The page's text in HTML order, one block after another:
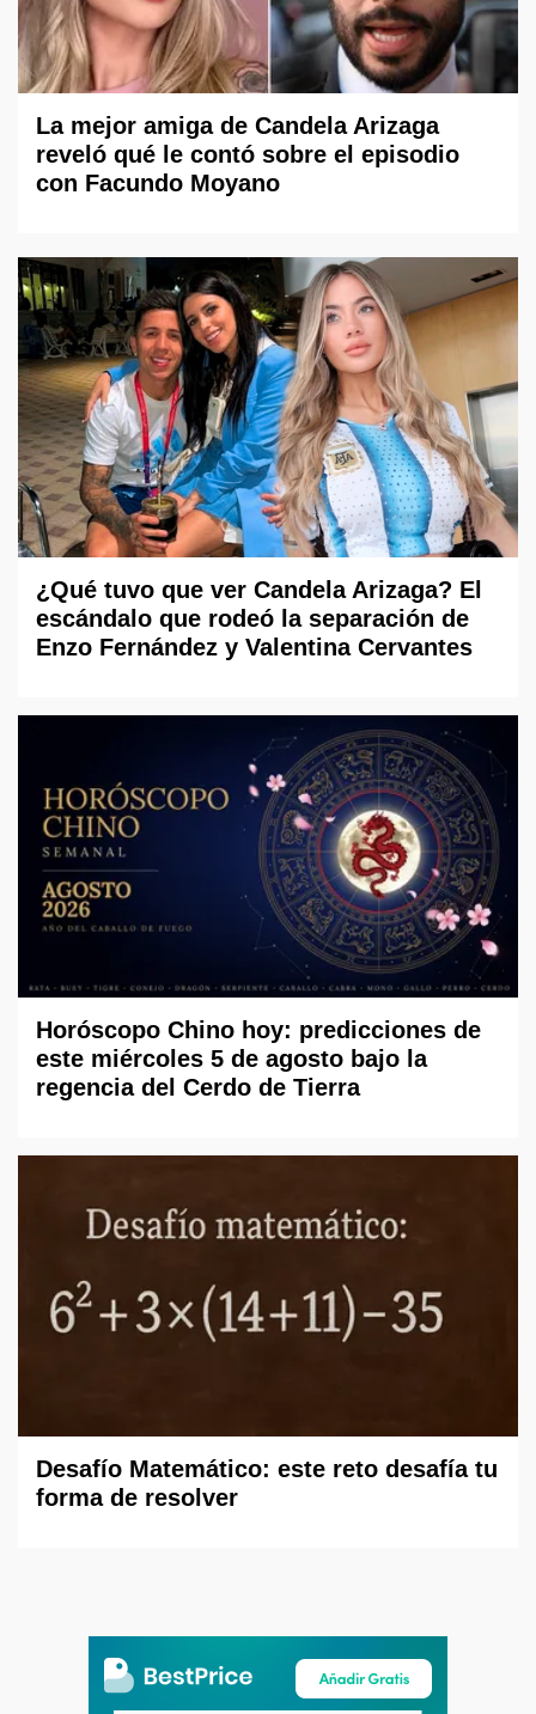
La mejor amiga de Candela Arizaga
reveló qué le contó sobre el episodio
con Facundo Moyano
¿Qué tuvo que ver Candela Arizaga? El
escándalo que rodeó la separación de
Enzo Fernández y Valentina Cervantes
Horóscopo Chino hoy: predicciones de
este miércoles 5 de agosto bajo la
regencia del Cerdo de Tierra
Desafío Matemático: este reto desafía tu
forma de resolver